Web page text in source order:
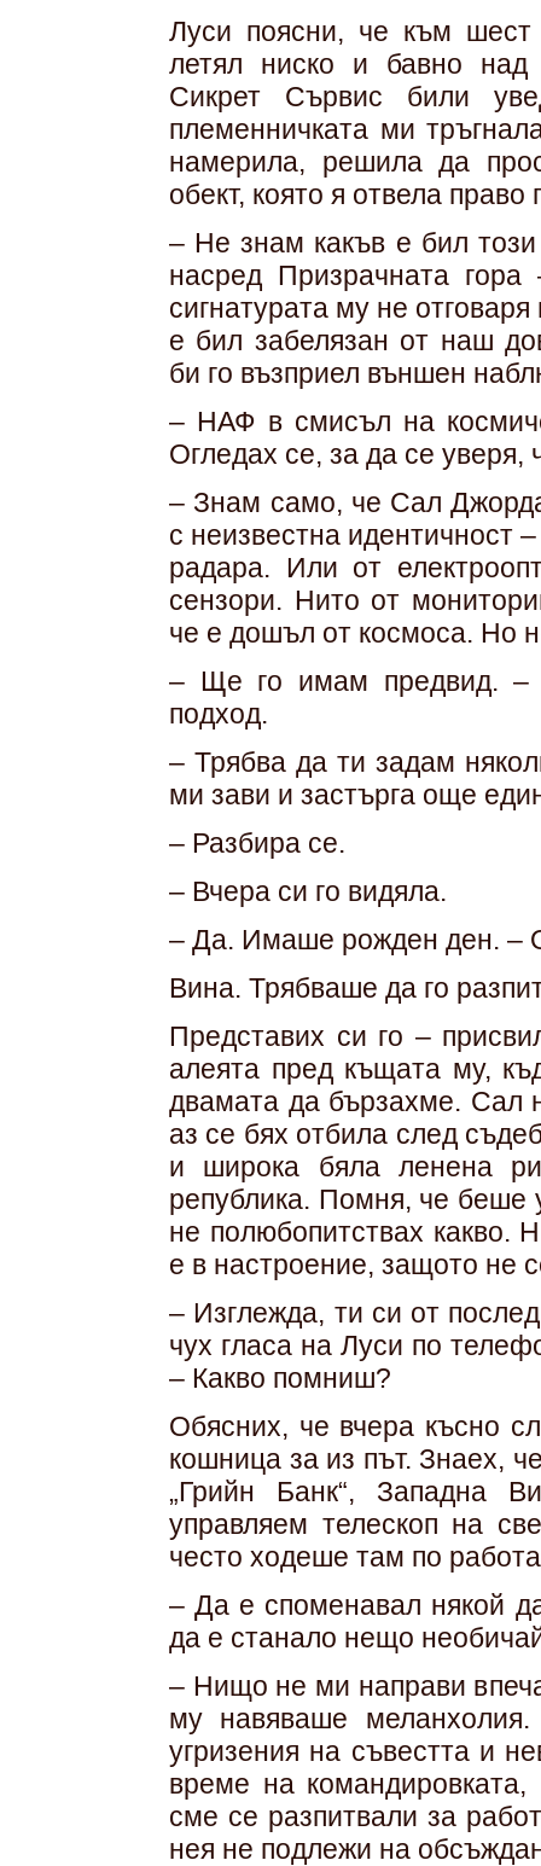
Луси поясни, че към
летял ниско и бавно над
Сикрет Сървис били
племенничката ми
намерила, решила да
обект, която я отвела право
– Не знам какъв е бил
насред Призрачната
сигнатурата му не
е бил забелязан от наш
би го възприел външен
– НАФ в смисъл на
Огледах се, за да се уверя,
– Знам само, че Сал
с неизвестна идентичност
радара. Или от
сензори. Нито от
че е дошъл от космоса. Но
– Ще го имам предвид. –
подход.
– Трябва да ти задам
ми зави и застърга още
– Разбира се.
– Вчера си го видяла.
– Да. Имаше рожден ден. –
Вина. Трябваше да го
Представих си го –
алеята пред къщата му,
двамата да бързахме. Сал
аз се бях отбила след
и широка бяла ленена
република. Помня, че
не полюбопитствах какво.
е в настроение, защото не
– Изглежда, ти си от
чух гласа на Луси по
– Какво помниш?
Обясних, че вчера късно
кошница за из път. Знаех,
„Грийн Банк“, Западна
управляем телескоп на
често ходеше там по
– Да е споменавал някой
да е станало нещо
– Нищо не ми направи
му навяваше
угризения на съвестта и
време на
сме се разпитвали за
нея не подлежи на